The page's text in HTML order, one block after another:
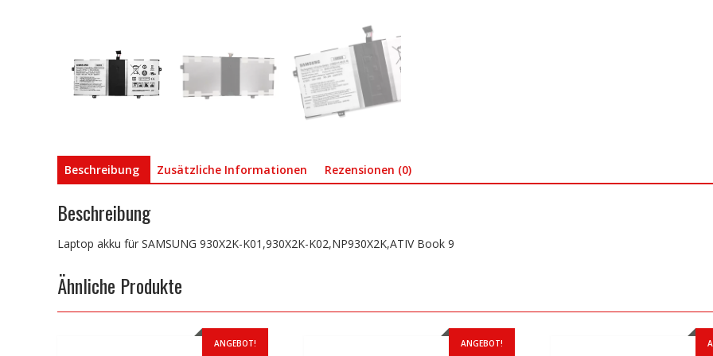
Beschreibung Zusätzliche Informationen Rezensionen (0)
Beschreibung
Laptop akku für SAMSUNG 930X2K-K01,930X2K-K02,NP930X2K,ATIV Book 9
Ähnliche Produkte
ANGEBOT! ANGEBOT!